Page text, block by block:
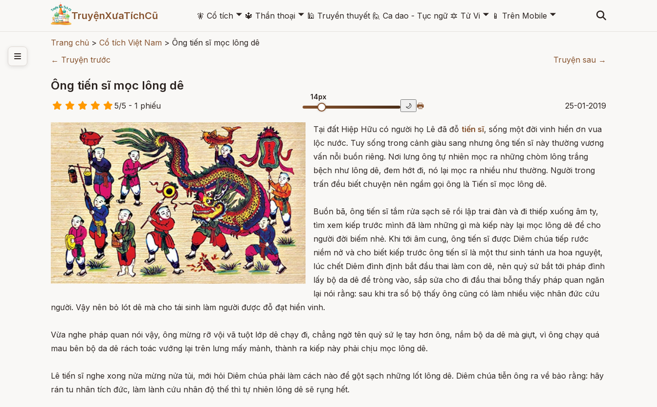
TruyệnXưaTíchCũ 🧚 Cổ tích 🞃 🔱 Thần thoại 🞃 🕌 Truyền thuyết 🙋 Ca dao - Tục ngữ 🔯 Tử Vi 🞃 📱 Trên Mobile 🞃
Trang chủ > Cổ tích Việt Nam > Ông tiến sĩ mọc lông dê
← Truyện trước
Truyện sau →
Ông tiến sĩ mọc lông dê
5/5 - 1 phiếu
14px
🌙 🖶 25-01-2019
Tại đất Hiệp Hữu có người họ Lê đã đỗ tiến sĩ, sống một đời vinh hiển ơn vua
lộc nước. Tuy sống trong cảnh giàu sang nhưng ông tiến sĩ này thường vương
vấn nỗi buồn riêng. Nơi lưng ông tự nhiên mọc ra những chòm lông trắng
bệch như lông dê, đem hớt đi, nó lại mọc ra nhiều như thường. Người trong
trấn đều biết chuyện nên ngầm gọi ông là Tiến sĩ mọc lông dê.
Buồn bã, ông tiến sĩ tắm rửa sạch sẽ rồi lập trai đàn và đi thiếp xuống âm ty,
tìm xem kiếp trước mình đã làm những gì mà kiếp này lại mọc lông dê để cho
người đời biếm nhẻ. Khi tới âm cung, ông tiến sĩ được Diêm chúa tiếp rước
niềm nở và cho biết kiếp trước ông tiến sĩ là một thư sinh tánh ưa hoa nguyệt,
lúc chết Diêm đình định bắt đầu thai làm con dê, nên quỷ sứ bắt tới pháp đình
lấy bộ da dê để tròng vào, sắp sửa cho đi đầu thai bỗng thấy pháp quan ngăn
lại nói rằng: sau khi tra sổ bộ thấy ông cũng có làm nhiều việc nhân đức cứu
người. Vậy nên bỏ lót dê mà cho tái sinh làm người được đỗ đạt hiển vinh.
Vừa nghe pháp quan nói vậy, ông mừng rỡ vội vã tuột lớp dê chạy đi, chẳng ngờ tên quỷ sứ lẹ tay hơn ông, nắm bộ da dê mà giựt, vì ông chạy quá
mau bên bộ da dê rách toác vướng lại trên lưng mấy mảnh, thành ra kiếp này phải chịu mọc lông dê.
Lê tiến sĩ nghe xong nửa mừng nửa tủi, mới hỏi Diêm chúa phải làm cách nào để gột sạch những lốt lông dê. Diêm chúa tiễn ông ra về bảo rằng: hãy
rán tu nhân tích đức, làm lành cứu nhân độ thế thì tự nhiên lông dê sẽ rụng hết.